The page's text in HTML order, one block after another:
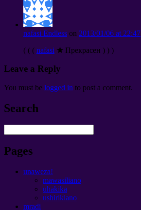
nafasi Endless on 2013/01/06 at 22:47
( ( ( nafasi ★ Прекрасен ) ) )
Leave a Reply
You must be logged in to post a comment.
Search
Pages
unaweza!
mawasiliano
uhakika
ushirikiano
mradi